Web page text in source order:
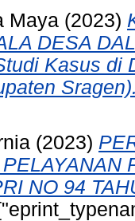
Maya (2023)
DESA
Kasus
(2023)
NO 94